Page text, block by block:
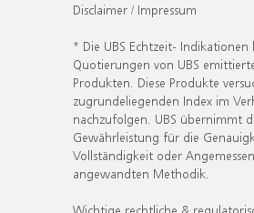
Disclaimer / Impressum
* Die UBS Echtzeit- Indikationen
Quotierungen von UBS
Produkten. Diese Produkte
zugrundeliegenden Index im
nachzufolgen. UBS übernimmt
Gewährleistung für die
Vollständigkeit oder
angewandten Methodik.